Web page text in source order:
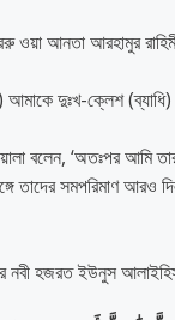
ওয়া আনতা আরহামুর
দুঃখ-ক্লেশ
বলেন, ‘অতঃপর আমি
তাদের সমপরিমাণ
নবী হজরত ইউনুস